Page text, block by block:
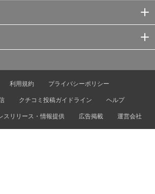
利用規約
プライバシーポリシー
クチコミ投稿ガイドライン
ヘルプ
スリリース・情報提供 広告掲載 運営会社